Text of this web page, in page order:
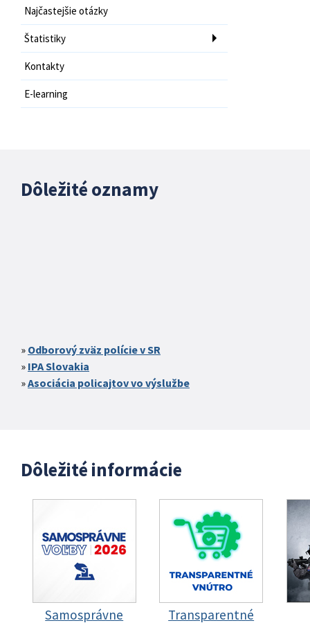
Najčastejšie otázky
Štatistiky
Kontakty
E-learning
Dôležité oznamy
Odborový zväz polície v SR
IPA Slovakia
Asociácia policajtov vo výslužbe
Dôležité informácie
Samosprávne
Transparentné